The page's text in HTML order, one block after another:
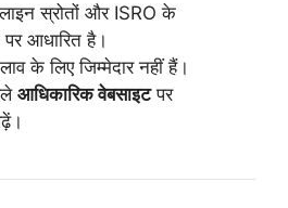
स्रोतों और ISRO के
आधारित है।
के लिए जिम्मेदार नहीं हैं।
आधिकारिक वेबसाइटपर